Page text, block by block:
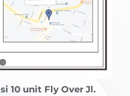
10 unit Fly Over Jl.